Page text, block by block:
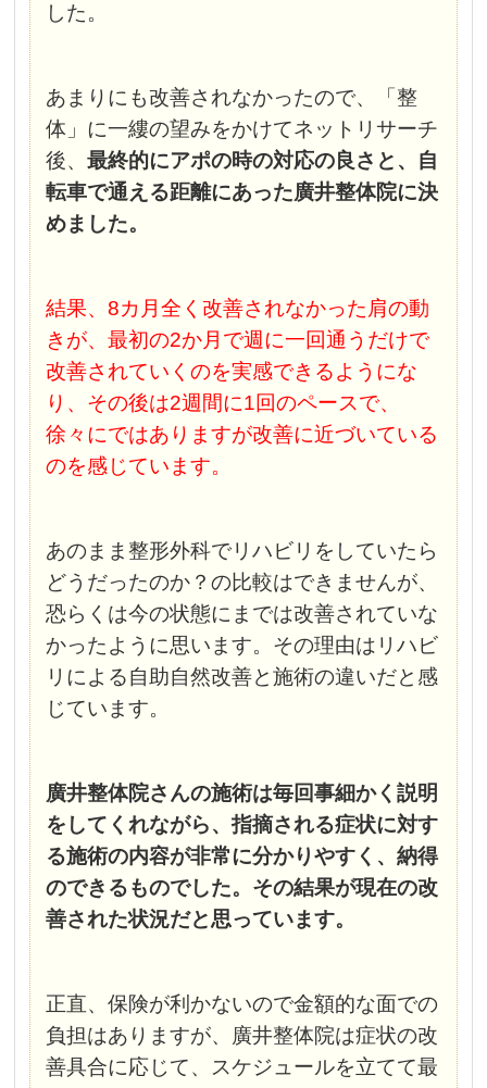
した。
あまりにも改善されなかったので、「整
体」に一縷の望みをかけてネットリサーチ
後、最終的にアポの時の対応の良さと、自
転車で通える距離にあった廣井整体院に決
めました。
結果、8カ月全く改善されなかった肩の動
きが、最初の2か月で週に一回通うだけで
改善されていくのを実感できるようにな
り、その後は2週間に1回のペースで、
徐々にではありますが改善に近づいている
のを感じています。
あのまま整形外科でリハビリをしていたら
どうだったのか？の比較はできませんが、
恐らくは今の状態にまでは改善されていな
かったように思います。その理由はリハビ
リによる自助自然改善と施術の違いだと感
じています。
廣井整体院さんの施術は毎回事細かく説明
をしてくれながら、指摘される症状に対す
る施術の内容が非常に分かりやすく、納得
のできるものでした。その結果が現在の改
善された状況だと思っています。
正直、保険が利かないので金額的な面での
負担はありますが、廣井整体院は症状の改
善具合に応じて、スケジュールを立てて最